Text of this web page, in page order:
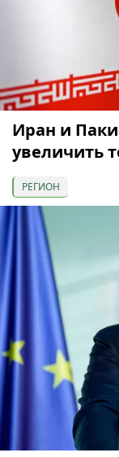
Иран и
увеличить
РЕГИОН